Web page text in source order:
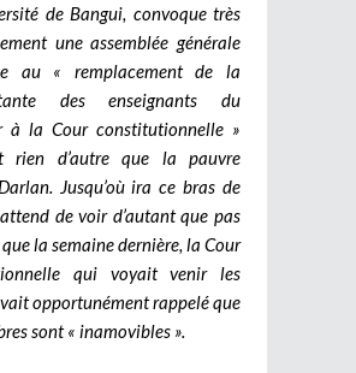
de Bangui, convoque très
une assemblée générale
au « remplacement de la
des enseignants du
à la Cour constitutionnelle »
rien d’autre que la pauvre
Jusqu’où ira ce bras de
de voir d’autant que pas
la semaine dernière, la Cour
qui voyait venir les
opportunément rappelé que
sont « inamovibles ».